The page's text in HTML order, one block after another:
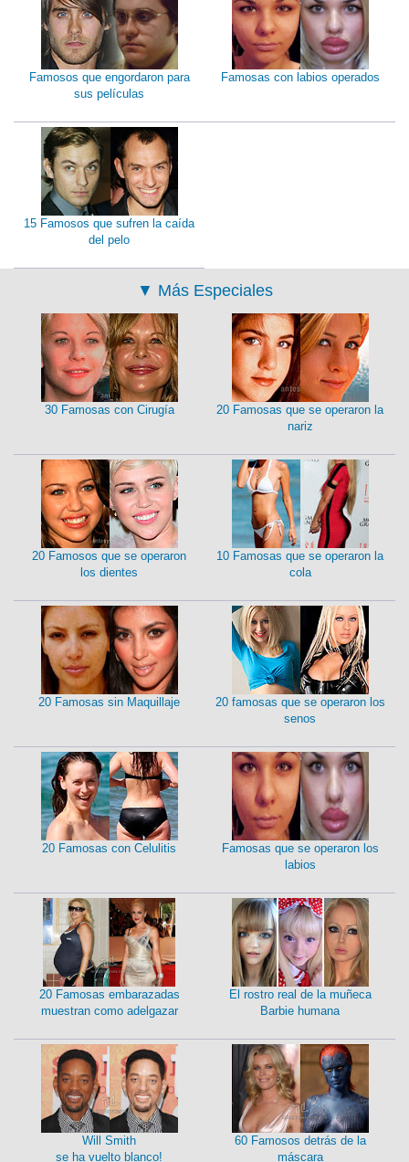
Famosos que engordaron para
sus películas
Famosas con labios operados
15 Famosos que sufren la caída
del pelo
▼ Más Especiales
30 Famosas con Cirugía
20 Famosas que se operaron la
nariz
20 Famosos que se operaron
los dientes
10 Famosas que se operaron la
cola
20 Famosas sin Maquillaje
20 famosas que se operaron los
senos
20 Famosas con Celulitis
Famosas que se operaron los
labios
20 Famosas embarazadas
muestran como adelgazar
El rostro real de la muñeca
Barbie humana
Will Smith
se ha vuelto blanco!
60 Famosos detrás de la
máscara